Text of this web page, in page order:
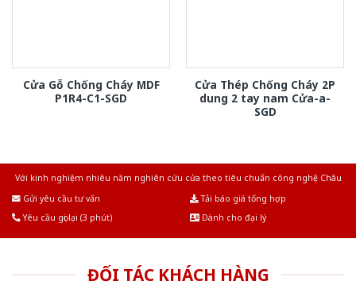
Cửa Gỗ Chống Cháy MDF
P1R4-C1-SGD
Cửa Thép Chống Cháy 2P
dung 2 tay nam Cửa-a-
SGD
Với kinh nghiệm nhiêu năm nghiên cứu cửa theo tiêu chuẩn công nghệ Châu
Gửi yêu cầu tư vấn
Tải báo giá tổng hợp
Yêu cầu gọi lại (3 phút)
Dành cho đại lý
ĐỐI TÁC KHÁCH HÀNG